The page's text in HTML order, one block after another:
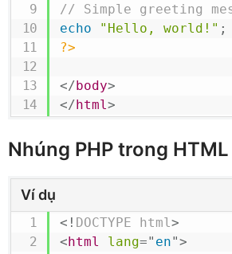
// Simple greeting
echo
"Hello, world!" ;
?>
</body>
</html>
Nhúng PHP trong HTML
Ví dụ
<! DOCTYPE html>
<html lang=" en">